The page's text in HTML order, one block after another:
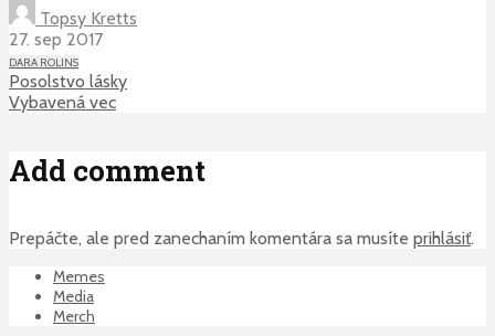
Topsy Kretts
27. sep 2017
DARA ROLINS
Posolstvo lásky
Vybavená vec
Add comment
Prepáčte, ale pred zanechaním komentára sa musíte prihlásiť.
Memes
Media
Merch